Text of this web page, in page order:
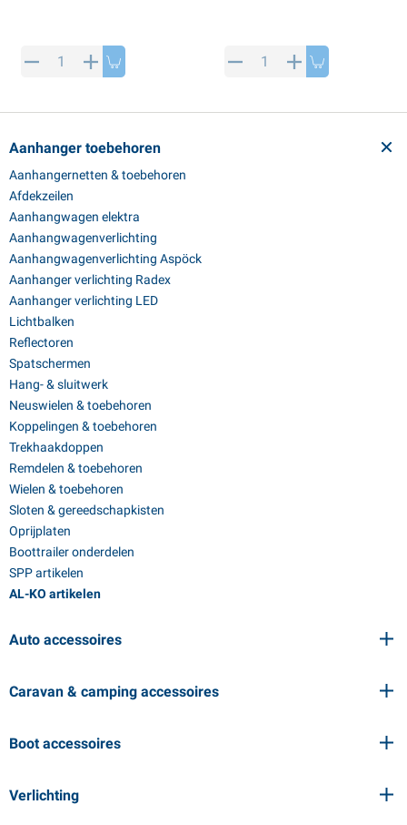
Aanhanger toebehoren
Aanhangernetten & toebehoren
Afdekzeilen
Aanhangwagen elektra
Aanhangwagenverlichting
Aanhangwagenverlichting Aspöck
Aanhanger verlichting Radex
Aanhanger verlichting LED
Lichtbalken
Reflectoren
Spatschermen
Hang- & sluitwerk
Neuswielen & toebehoren
Koppelingen & toebehoren
Trekhaakdoppen
Remdelen & toebehoren
Wielen & toebehoren
Sloten & gereedschapkisten
Oprijplaten
Boottrailer onderdelen
SPP artikelen
AL-KO artikelen
Auto accessoires
Caravan & camping accessoires
Boot accessoires
Verlichting